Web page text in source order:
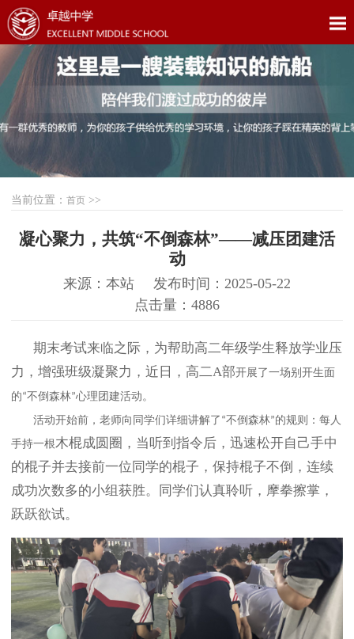
当前位置： 首页 >>
凝心聚力，共筑“不倒森林”——减压团建活
动
来源：本站
发布时间：2025-05-22
点击量：4886
期末考试来临之际，为帮助高二年级学生释放学业压
力，增强班级凝聚力，近日， 高二A部开展了一场别开生面
的“不倒森林”心理团建活动。
活动开始前，老师向同学们详细讲解了 “不倒森林”的规则：每人
手持一根木棍成圆圈，当听到指令后，迅速松开自己手中
的棍子并去接前一位同学的棍子 ，保持棍子不倒，连续
成功次数多的小组获胜。同学们认真聆听，摩拳擦掌，
跃跃欲试。